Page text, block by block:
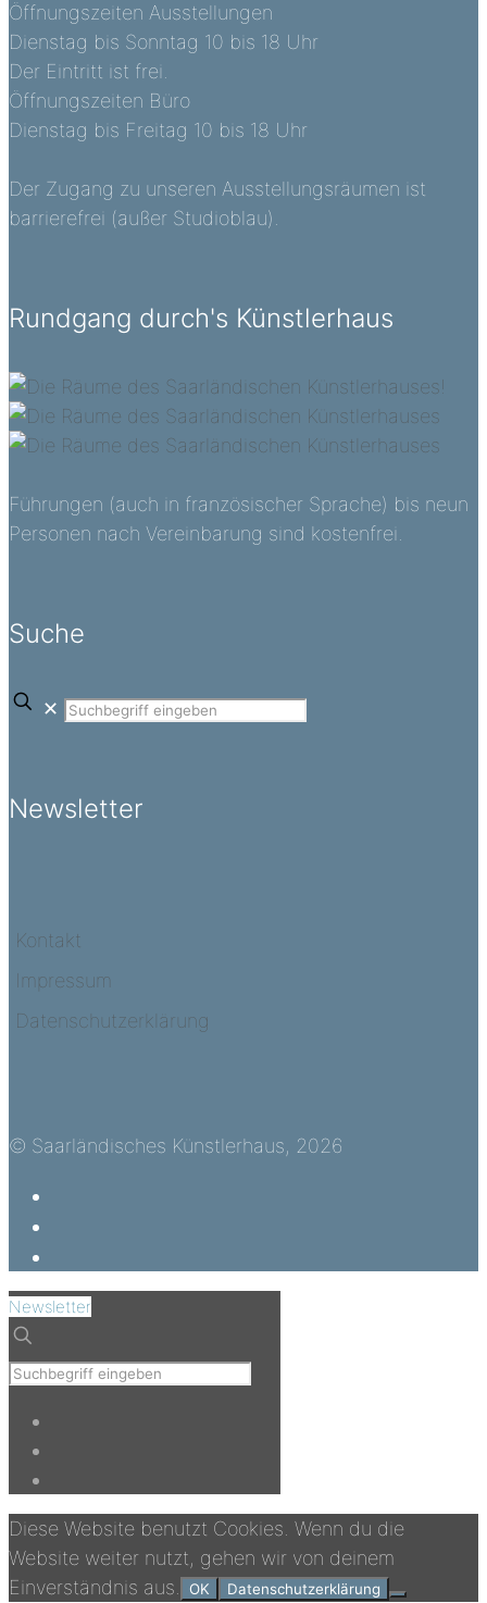
Öffnungszeiten Ausstellungen
Dienstag bis Sonntag 10 bis 18 Uhr
Der Eintritt ist frei.
Öffnungszeiten Büro
Dienstag bis Freitag 10 bis 18 Uhr
Der Zugang zu unseren Ausstellungsräumen ist
barrierefrei (außer Studioblau).
Rundgang durch's Künstlerhaus
Führungen (auch in französischer Sprache) bis neun
Personen nach Vereinbarung sind kostenfrei.
Suche
✕
Newsletter
Kontakt
Impressum
Datenschutzerklärung
© Saarländisches Künstlerhaus, 2026
Newsletter
Diese Website benutzt Cookies. Wenn du die
Website weiter nutzt, gehen wir von deinem
Einverständnis aus.
OK Datenschutzerklärung